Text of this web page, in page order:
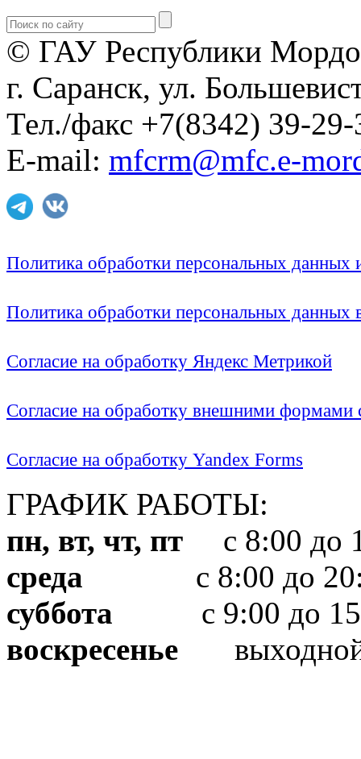
© ГАУ Республики
г. Саранск, ул.
Тел./факс +7(8342) 39-29-
E-mail: mfcrm@mfc.e-
Политика обработки персональных
Политика обработки персональных
Согласие на обработку Яндекс Метрикой
Согласие на обработку внешними формами
Согласие на обработку Yandex Forms
ГРАФИК РАБОТЫ:
пн, вт, чт, пт с 8:00 до
среда с 8:00 до
суббота с 9:00 до
воскресенье